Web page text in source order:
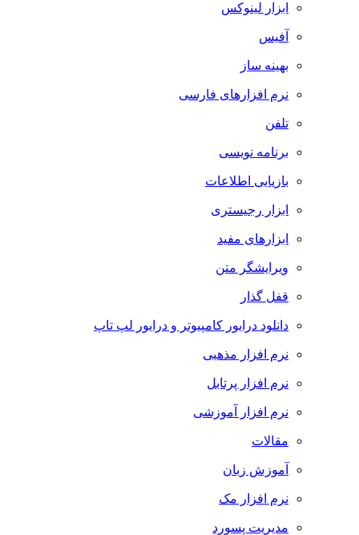
ابزار لینوکس
آفیس
بهینه ساز
نرم افزارهای فارسی
تلفن
برنامه نویسی
بازیابی اطلاعات
ابزار رجیستری
ابزارهای مفید
ویرایشگر متن
قفل گذار
دانلود درایور کامپیوتر و درایور لپ تاپ
نرم افزار مذهبی
نرم افزار پرتابل
نرم افزار آموزشی
مقالات
آموزش زبان
نرم افزار مک
مدیریت پسورد